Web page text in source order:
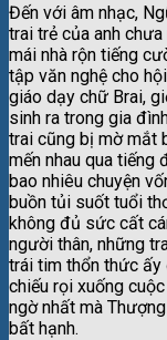
Đến với âm nhạc,
trai trẻ của anh
mái nhà rộn tiếng
tập văn nghệ cho
giáo dạy chữ Brai,
sinh ra trong gia
trai cũng bị mờ mắt
mến nhau qua tiếng
bao nhiêu chuyện
buồn tủi suốt tuổi
không đủ sức cất
người thân, những
trái tim thổn thức ấy
chiếu rọi xuống
ngờ nhất mà
bất hạnh.